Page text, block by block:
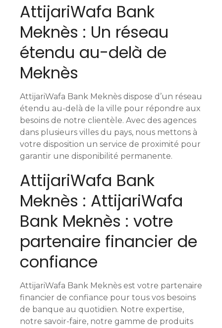
AttijariWafa Bank
Meknès : Un réseau
étendu au-delà de
Meknès
AttijariWafa Bank Meknès dispose d’un réseau
étendu au-delà de la ville pour répondre aux
besoins de notre clientèle. Avec des agences
dans plusieurs villes du pays, nous mettons à
votre disposition un service de proximité pour
garantir une disponibilité permanente.
AttijariWafa Bank
Meknès : AttijariWafa
Bank Meknès : votre
partenaire financier de
confiance
AttijariWafa Bank Meknès est votre partenaire
financier de confiance pour tous vos besoins
de banque au quotidien. Notre expertise,
notre savoir-faire, notre gamme de produits